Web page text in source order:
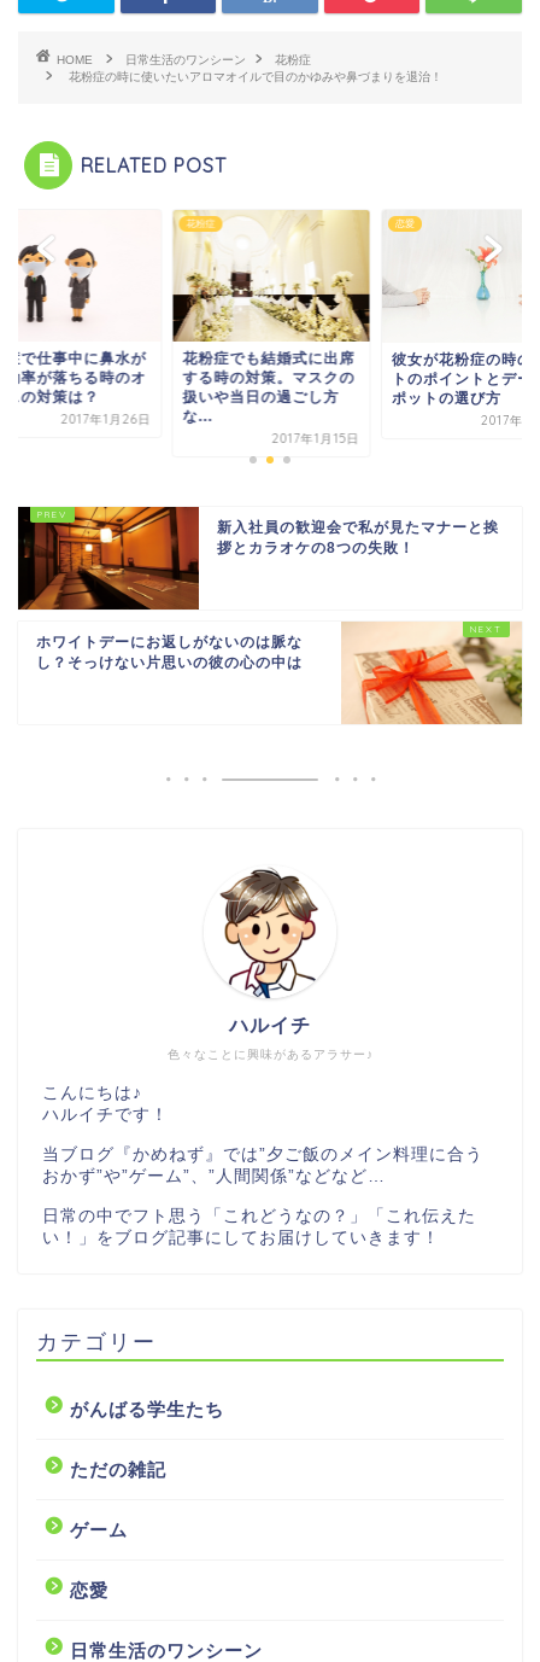
HOME 日常生活のワンシーン
花粉症
花粉症の時に使いたいアロマオイルで目のかゆみや鼻づまりを退治！
RELATED POST
症で仕事中に鼻水が
効率が落ちる時のオ
スの対策は？
2017年1月26日
花粉症
花粉症でも結婚式に出席
する時の対策。マスクの
扱いや当日の過ごし方
な...
2017年1月15日
恋愛
彼女が花粉症の時の
トのポイントとデー
ポットの選び方
2017年1
新入社員の歓迎会で私が見たマナーと挨
拶とカラオケの8つの失敗！
ホワイトデーにお返しがないのは脈な
し？そっけない片思いの彼の心の中は
色々なことに興味があるアラサー♪
ハルイチ
こんにちは♪
ハルイチです！
当ブログ『かめねず』では”夕ご飯のメイン料理に合う
おかず”や”ゲーム”、”人間関係”などなど…
日常の中でフト思う「これどうなの？」「これ伝えた
い！」をブログ記事にしてお届けしていきます！
カテゴリー
がんばる学生たち
ただの雑記
ゲーム
恋愛
日常生活のワンシーン